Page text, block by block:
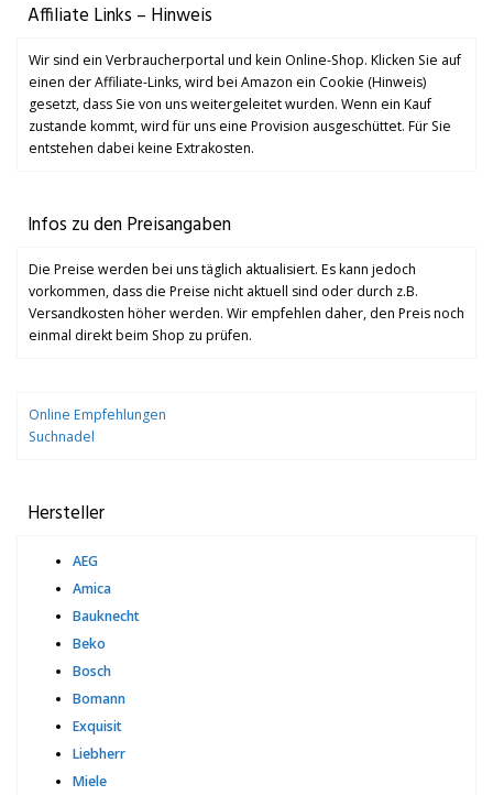
Affiliate Links – Hinweis
Wir sind ein Verbraucherportal und kein Online-Shop. Klicken Sie auf
einen der Affiliate-Links, wird bei Amazon ein Cookie (Hinweis)
gesetzt, dass Sie von uns weitergeleitet wurden. Wenn ein Kauf
zustande kommt, wird für uns eine Provision ausgeschüttet. Für Sie
entstehen dabei keine Extrakosten.
Infos zu den Preisangaben
Die Preise werden bei uns täglich aktualisiert. Es kann jedoch
vorkommen, dass die Preise nicht aktuell sind oder durch z.B.
Versandkosten höher werden. Wir empfehlen daher, den Preis noch
einmal direkt beim Shop zu prüfen.
Online Empfehlungen
Suchnadel
Hersteller
AEG
Amica
Bauknecht
Beko
Bosch
Bomann
Exquisit
Liebherr
Miele